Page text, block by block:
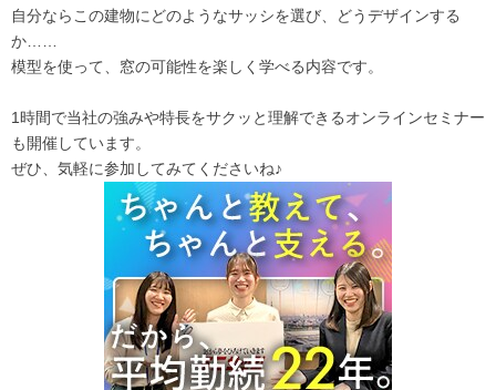
自分ならこの建物にどのようなサッシを選び、どうデザインする
か……
模型を使って、窓の可能性を楽しく学べる内容です。
1時間で当社の強みや特長をサクッと理解できるオンラインセミナー
も開催しています。
ぜひ、気軽に参加してみてくださいね♪